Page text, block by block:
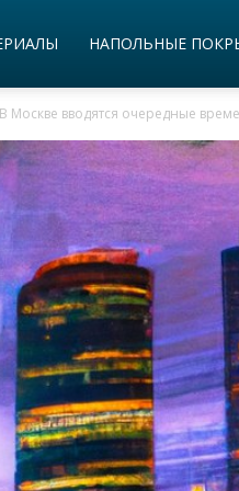
НАПОЛЬНЫЕ
В Москве вводятся очередные